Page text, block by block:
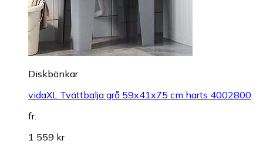
Diskbänkar
vidaXL Tvättbalja grå 59x41x75 cm harts 4002800
fr.
1 559 kr